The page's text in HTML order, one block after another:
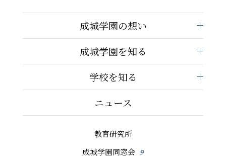
成城学園の想い
成城学園を知る
学校を知る
ニュース
教育研究所
成城学園同窓会